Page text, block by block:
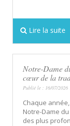
Lire la suite
Notre-Dame
cœur de la
Publié le : 16/07/
Chaque
Notre-Dame
des plus